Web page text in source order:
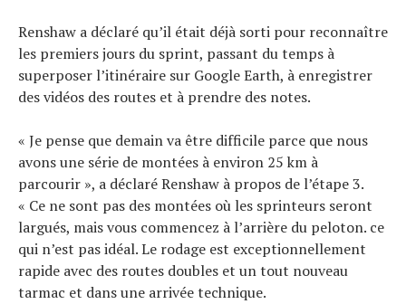
Renshaw a déclaré qu’il était déjà sorti pour reconnaître
les premiers jours du sprint, passant du temps à
superposer l’itinéraire sur Google Earth, à enregistrer
des vidéos des routes et à prendre des notes.
« Je pense que demain va être difficile parce que nous
avons une série de montées à environ 25 km à
parcourir », a déclaré Renshaw à propos de l’étape 3.
« Ce ne sont pas des montées où les sprinteurs seront
largués, mais vous commencez à l’arrière du peloton. ce
qui n’est pas idéal. Le rodage est exceptionnellement
rapide avec des routes doubles et un tout nouveau
tarmac et dans une arrivée technique.